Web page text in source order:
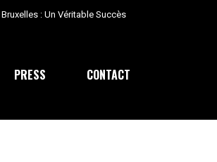
: Un Véritable Succès
PRESS CONTACT